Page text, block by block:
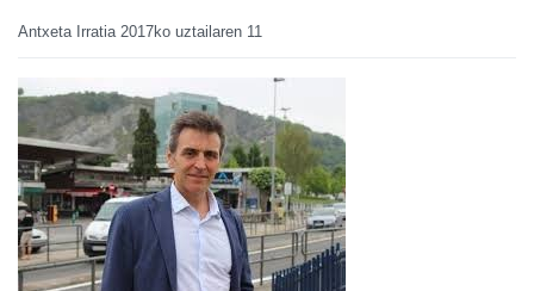
Antxeta Irratia 2017ko uztailaren 11